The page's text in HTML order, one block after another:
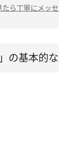
ら丁寧にメッ
の基本的